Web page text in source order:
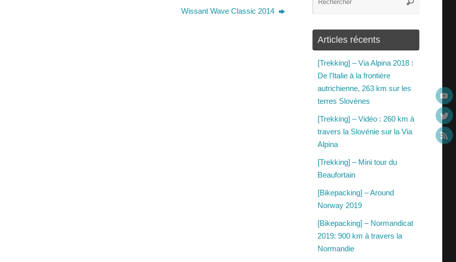
Wissant Wave Classic 2014
Articles récents
[Trekking] – Via Alpina 2018 :
De l’Italie à la frontière
autrichienne, 263 km sur les
terres Slovènes
[Trekking] – Vidéo : 260 km à
travers la Slovénie sur la Via
Alpina
[Trekking] – Mini tour du
Beaufortain
[Bikepacking] – Around
Norway 2019
[Bikepacking] – Normandicat
2019: 900 km à travers la
Normandie